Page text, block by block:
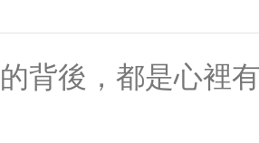
背後，都是心裡